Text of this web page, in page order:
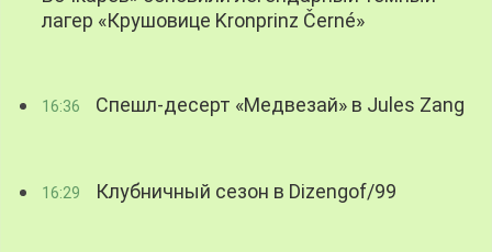
лагер «Крушовице Kronprinz Černé»
16:36 Спешл-десерт «Медвезай» в Jules Zang
16:29 Клубничный сезон в Dizengof/99